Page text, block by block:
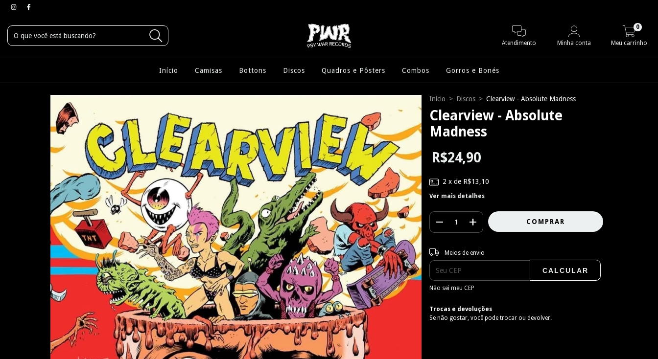
Atendimento Minha conta Meu carrinho
0
Início Camisas Bottons Discos Quadros e Pôsters Combos Gorros e Bonés
Início > Discos > Clearview - Absolute Madness
Clearview - Absolute
Madness
R$24,90
2 x de R$13,10
Ver mais detalhes
Entregas para o CEP:
Meios de envio
CALCULAR
Não sei meu CEP
Trocas e devoluções
Se não gostar, você pode trocar ou devolver.